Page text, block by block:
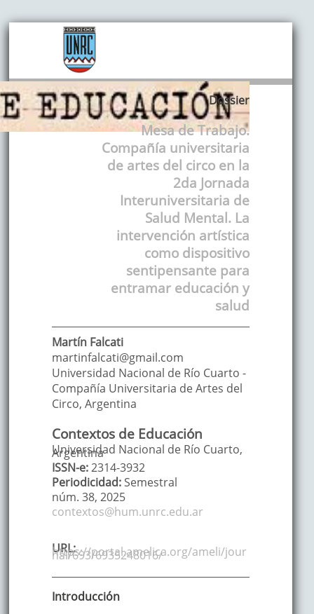
Dossier
Mesa de Trabajo.
Compañía universitaria
de artes del circo en la
2da Jornada
Interuniversitaria de
Salud Mental. La
intervención artística
como dispositivo
sentipensante para
entramar educación y
salud
Martín Falcati
martinfalcati@gmail.com
Universidad Nacional de Río Cuarto -
Compañía Universitaria de Artes del
Circo, Argentina
Contextos de Educación
Universidad Nacional de Río Cuarto,
Argentina
ISSN-e:2314-3932
Periodicidad: Semestral
núm. 38, 2025
contextos@hum.unrc.edu.ar
URL:
https://portal.amelica.org/ameli/jour
nal/693/6935248016/
Introducción